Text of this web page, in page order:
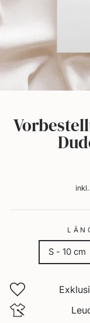
selbst.
S - 10 cm